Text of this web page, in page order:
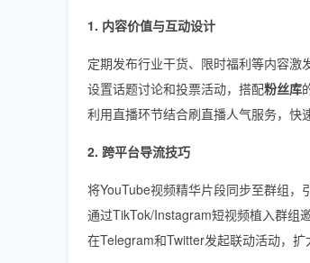
1. 内容价值与互动设计
定期发布行业干货、限时福利等内容激
设置话题讨论和投票活动，搭配粉丝库
利用直播环节结合刷直播人气服务，快
2. 跨平台导流技巧
将YouTube视频精华片段同步至群组，
通过TikTok/Instagram短视频植入群组
在Telegram和Twitter发起联动活动，